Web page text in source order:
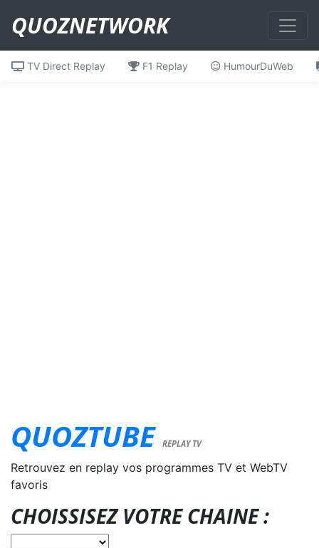
QUOZNETWORK
TV Direct Replay F1 Replay HumourDuWeb
QUOZTUBE REPLAY TV
Retrouvez en replay vos programmes TV et WebTV
favoris
CHOISSISEZ VOTRE CHAINE :